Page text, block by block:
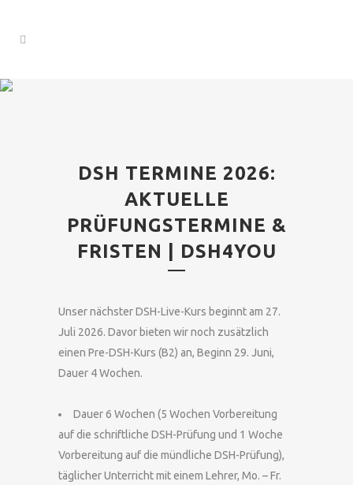
DSH TERMINE 2026:
AKTUELLE
PRÜFUNGSTERMINE &
FRISTEN | DSH4YOU
Unser nächster DSH-Live-Kurs beginnt am 27.
Juli 2026. Davor bieten wir noch zusätzlich
einen Pre-DSH-Kurs (B2) an, Beginn 29. Juni,
Dauer 4 Wochen.
Dauer 6 Wochen (5 Wochen Vorbereitung
auf die schriftliche DSH-Prüfung und 1 Woche
Vorbereitung auf die mündliche DSH-Prüfung),
täglicher Unterricht mit einem Lehrer, Mo. – Fr.